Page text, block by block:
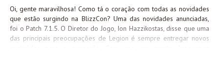
Oi, gente maravilhosa! Como tá o coração com todas as novidades
que estão surgindo na BlizzCon? Uma das novidades anunciadas,
foi o Patch 7.1.5. O Diretor do Jogo, Ion Hazzikostas, disse que uma
das principais preocupações de Legion é sempre entregar novos